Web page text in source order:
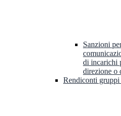
Sanzioni
di incarichi
direzione o
Rendiconti